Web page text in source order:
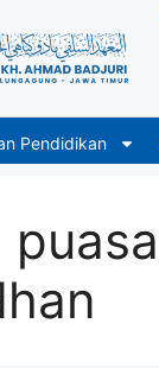
Pendidikan
puasa